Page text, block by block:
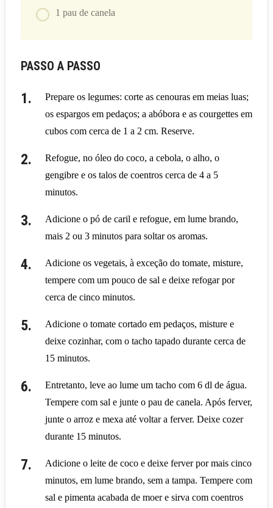
1 pau de canela
PASSO A PASSO
Prepare os legumes: corte as cenouras em meias luas;
os espargos em pedaços; a abóbora e as courgettes em
cubos com cerca de 1 a 2 cm. Reserve.
Refogue, no óleo do coco, a cebola, o alho, o
gengibre e os talos de coentros cerca de 4 a 5
minutos.
Adicione o pó de caril e refogue, em lume brando,
mais 2 ou 3 minutos para soltar os aromas.
Adicione os vegetais, à exceção do tomate, misture,
tempere com um pouco de sal e deixe refogar por
cerca de cinco minutos.
Adicione o tomate cortado em pedaços, misture e
deixe cozinhar, com o tacho tapado durante cerca de
15 minutos.
Entretanto, leve ao lume um tacho com 6 dl de água.
Tempere com sal e junte o pau de canela. Após ferver,
junte o arroz e mexa até voltar a ferver. Deixe cozer
durante 15 minutos.
Adicione o leite de coco e deixe ferver por mais cinco
minutos, em lume brando, sem a tampa. Tempere com
sal e pimenta acabada de moer e sirva com coentros